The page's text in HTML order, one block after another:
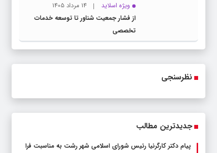
ویژه اسلاید
14 مرداد 1405
از فشار جمعیت شناور تا توسعه خدمات
تخصصی
نظرسنجی
جدیدترین مطالب
پیام دکتر کارگرنیا رئیس شورای اسلامی شهر رشت به مناسبت فرا